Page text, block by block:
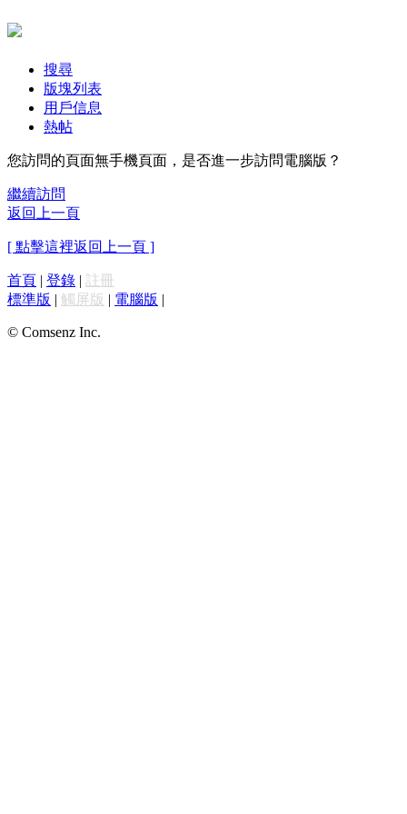
搜尋
版塊列表
用戶信息
熱帖
您訪問的頁面無手機頁面，是否進一步訪問電腦版？
繼續訪問
返回上一頁
[ 點擊這裡返回上一頁 ]
首頁 | 登錄 | 註冊
標準版 | 觸屏版 | 電腦版 |
© Comsenz Inc.